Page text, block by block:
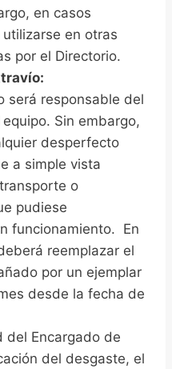
en casos
en otras
por el Directorio.
será responsable del
Sin embargo,
desperfecto
a simple vista
o
pudiese
funcionamiento. En
reemplazar el
por un ejemplar
desde la fecha de
del Encargado de
del desgaste, el